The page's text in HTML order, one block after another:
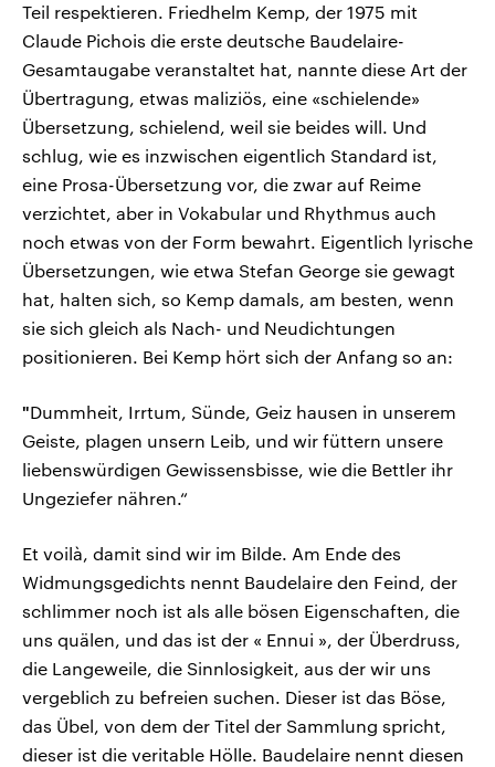
Teil respektieren. Friedhelm Kemp, der 1975 mit
Claude Pichois die erste deutsche Baudelaire-
Gesamtaugabe veranstaltet hat, nannte diese Art der
Übertragung, etwas maliziös, eine «schielende»
Übersetzung, schielend, weil sie beides will. Und
schlug, wie es inzwischen eigentlich Standard ist,
eine Prosa-Übersetzung vor, die zwar auf Reime
verzichtet, aber in Vokabular und Rhythmus auch
noch etwas von der Form bewahrt. Eigentlich lyrische
Übersetzungen, wie etwa Stefan George sie gewagt
hat, halten sich, so Kemp damals, am besten, wenn
sie sich gleich als Nach- und Neudichtungen
positionieren. Bei Kemp hört sich der Anfang so an:
"Dummheit, Irrtum, Sünde, Geiz hausen in unserem
Geiste, plagen unsern Leib, und wir füttern unsere
liebenswürdigen Gewissensbisse, wie die Bettler ihr
Ungeziefer nähren.“
Et voilà, damit sind wir im Bilde. Am Ende des
Widmungsgedichts nennt Baudelaire den Feind, der
schlimmer noch ist als alle bösen Eigenschaften, die
uns quälen, und das ist der « Ennui », der Überdruss,
die Langeweile, die Sinnlosigkeit, aus der wir uns
vergeblich zu befreien suchen. Dieser ist das Böse,
das Übel, von dem der Titel der Sammlung spricht,
dieser ist die veritable Hölle. Baudelaire nennt diesen